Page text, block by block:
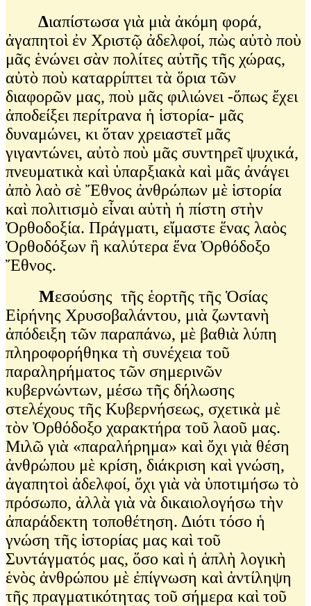
Διαπίστωσα γιὰ μιὰ ἀκόμη φορά,
ἀγαπητοὶ ἐν Χριστῷ ἀδελφοί, πὼς αὐτὸ ποὺ
μᾶς ἑνώνει σὰν πολίτες αὐτῆς τῆς χώρας,
αὐτὸ ποὺ καταρρίπτει τὰ ὅρια τῶν
διαφορῶν μας, ποὺ μᾶς φιλιώνει -ὅπως ἔχει
ἀποδείξει περίτρανα ἡ ἱστορία- μᾶς
δυναμώνει, κι ὅταν χρειαστεῖ μᾶς
γιγαντώνει, αὐτὸ ποὺ μᾶς συντηρεῖ ψυχικά,
πνευματικὰ καὶ ὑπαρξιακὰ καὶ μᾶς ἀνάγει
ἀπὸ λαὸ σὲ Ἔθνος ἀνθρώπων μὲ ἱστορία
καὶ πολιτισμὸ εἶναι αὐτὴ ἡ πίστη στὴν
Ὀρθοδοξία. Πράγματι, εἴμαστε ἕνας λαὸς
Ὀρθοδόξων ἢ καλύτερα ἕνα Ὀρθόδοξο
Ἔθνος.
Μεσούσης τῆς ἑορτῆς τῆς Ὁσίας
Εἰρήνης Χρυσοβαλάντου, μιὰ ζωντανὴ
ἀπόδειξη τῶν παραπάνω, μὲ βαθιὰ λύπη
πληροφορήθηκα τὴ συνέχεια τοῦ
παραληρήματος τῶν σημερινῶν
κυβερνώντων, μέσω τῆς δήλωσης
στελέχους τῆς Κυβερνήσεως, σχετικὰ μὲ
τὸν Ὀρθόδοξο χαρακτήρα τοῦ λαοῦ μας.
Μιλῶ γιὰ «παραλήρημα» καὶ ὄχι γιὰ θέση
ἀνθρώπου μὲ κρίση, διάκριση καὶ γνώση,
ἀγαπητοὶ ἀδελφοί, ὄχι γιὰ νὰ ὑποτιμήσω τὸ
πρόσωπο, ἀλλὰ γιὰ νὰ δικαιολογήσω τὴν
ἀπαράδεκτη τοποθέτηση. Διότι τόσο ἡ
γνώση τῆς ἱστορίας μας καὶ τοῦ
Συντάγματός μας, ὅσο καὶ ἡ ἁπλὴ λογικὴ
ἑνὸς ἀνθρώπου μὲ ἐπίγνωση καὶ ἀντίληψη
τῆς πραγματικότητας τοῦ σήμερα καὶ τοῦ